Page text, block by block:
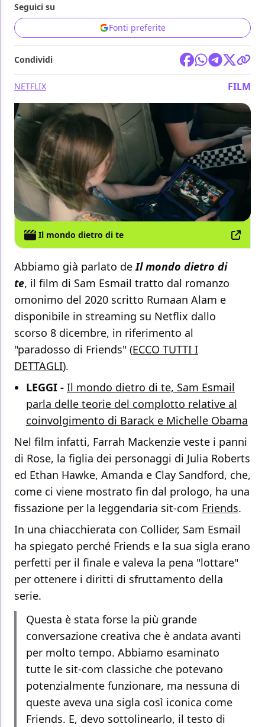
Seguici su
Fonti preferite
Condividi
NETFLIX FILM
Il mondo dietro di te
Abbiamo già parlato deIl mondo dietro di
te, il film di Sam Esmail tratto dal romanzo
omonimo del 2020 scritto Rumaan Alam e
disponibile in streaming su Netflix dallo
scorso 8 dicembre, in riferimento al
"paradosso di Friends" (ECCO TUTTI I
DETTAGLI).
LEGGI - Il mondo dietro di te, Sam Esmail
parla delle teorie del complotto relative al
coinvolgimento di Barack e Michelle Obama
Nel film infatti, Farrah Mackenzie veste i panni
di Rose, la figlia dei personaggi di Julia Roberts
ed Ethan Hawke, Amanda e Clay Sandford, che,
come ci viene mostrato fin dal prologo, ha una
fissazione per la leggendaria sit-com Friends.
In una chiacchierata con Collider, Sam Esmail
ha spiegato perché Friends e la sua sigla erano
perfetti per il finale e valeva la pena "lottare"
per ottenere i diritti di sfruttamento della
serie.
Questa è stata forse la più grande
conversazione creativa che è andata avanti
per molto tempo. Abbiamo esaminato
tutte le sit-com classiche che potevano
potenzialmente funzionare, ma nessuna di
queste aveva una sigla così iconica come
Friends. E, devo sottolinearlo, il testo di